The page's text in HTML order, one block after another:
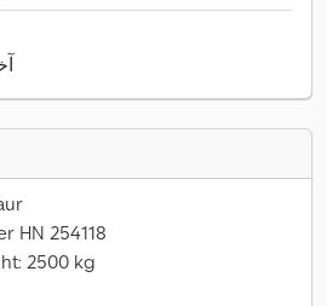
HN 254118
2500 kg